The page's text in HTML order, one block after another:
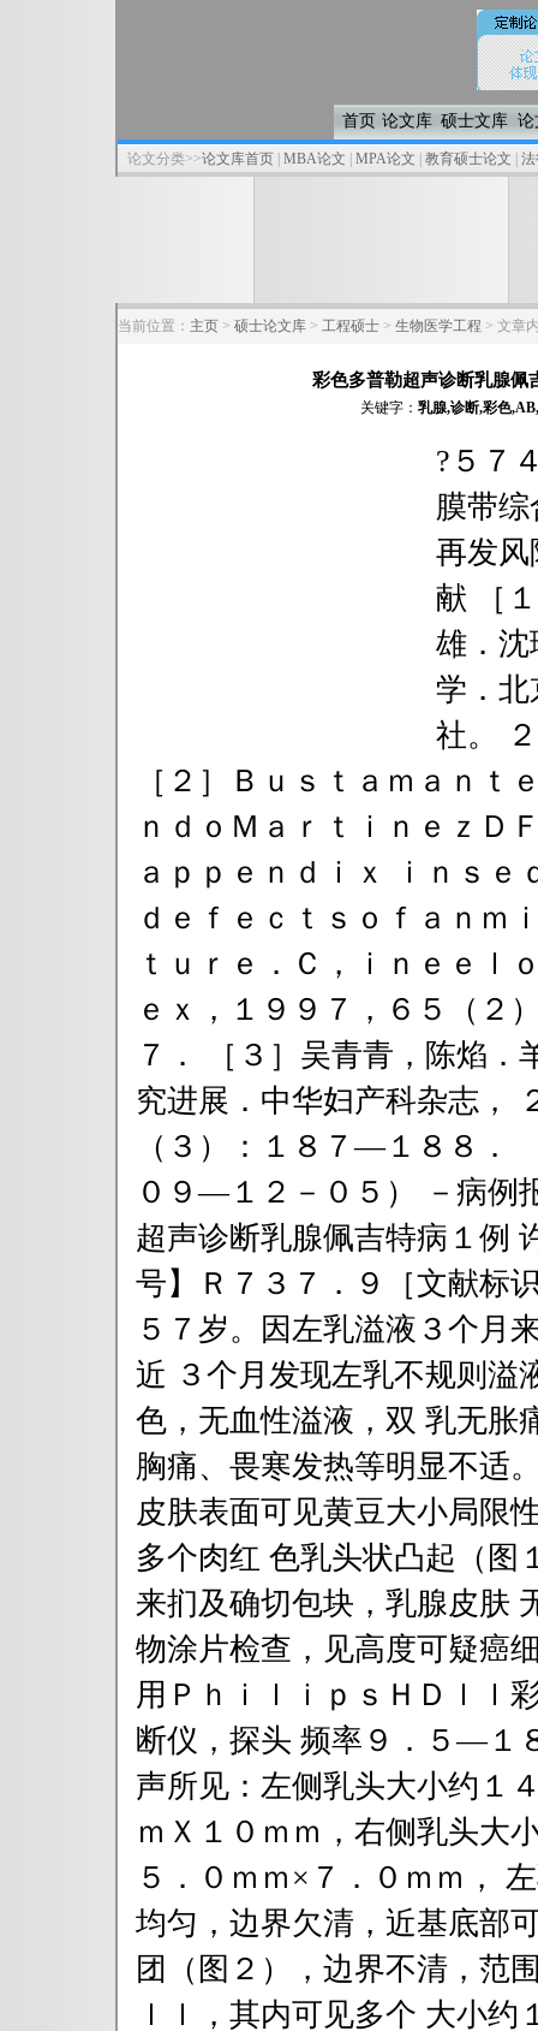
首页 论文库 硕士文库 论
论文分类>>论文库首页 MBA论文 MPA论文 教育硕士论文
当前位置： 主页 > 硕士论文库 > 工程硕士 > 生物医学工程 > 文章
彩色多普勒超声诊断乳腺佩
关键字： 乳腺,诊断,彩色
?５７
膜带
再发
献 ［
雄．沈
学．北
社。
［２］Ｂｕｓｔａｍａｎｔ
ｎｄｏＭａｒｔｉｎｅｚＤ
ａｐｐｅｎｄｉｘ ｉｎｓｅ
ｄｅｆｅｃｔｓｏｆａｎｍ
ｔｕｒｅ．Ｃ，ｉｎｅｅｌ
ｅｘ，１９９７，６５（２
７． ［３］吴青青，陈焰．
究进展．中华妇产科杂志，
（３）：１８７—１８８．
０９—１２－０５） －病例
超声诊断乳腺佩吉特病１例
号】Ｒ７３７．９［文献标
５７岁。因左乳溢液３个月
近 ３个月发现左乳不规则溢
色，无血性溢液，双 乳无胀
胸痛、畏寒发热等明显不适
皮肤表面可见黄豆大小局限
多个肉红 色乳头状凸起（图
来扪及确切包块，乳腺皮肤
物涂片检查，见高度可疑癌
用ＰｈｉｌｉｐｓＨＤｌｌ
断仪，探头 频率９．５—１
声所见：左侧乳头大小约１
ｍＸ１０ｍｍ，右侧乳头大
５．０ｍｍ×７．０ｍｍ，
均匀，边界欠清，近基底部
团（图２），边界不清，范
ｌｌ，其内可见多个 大小约